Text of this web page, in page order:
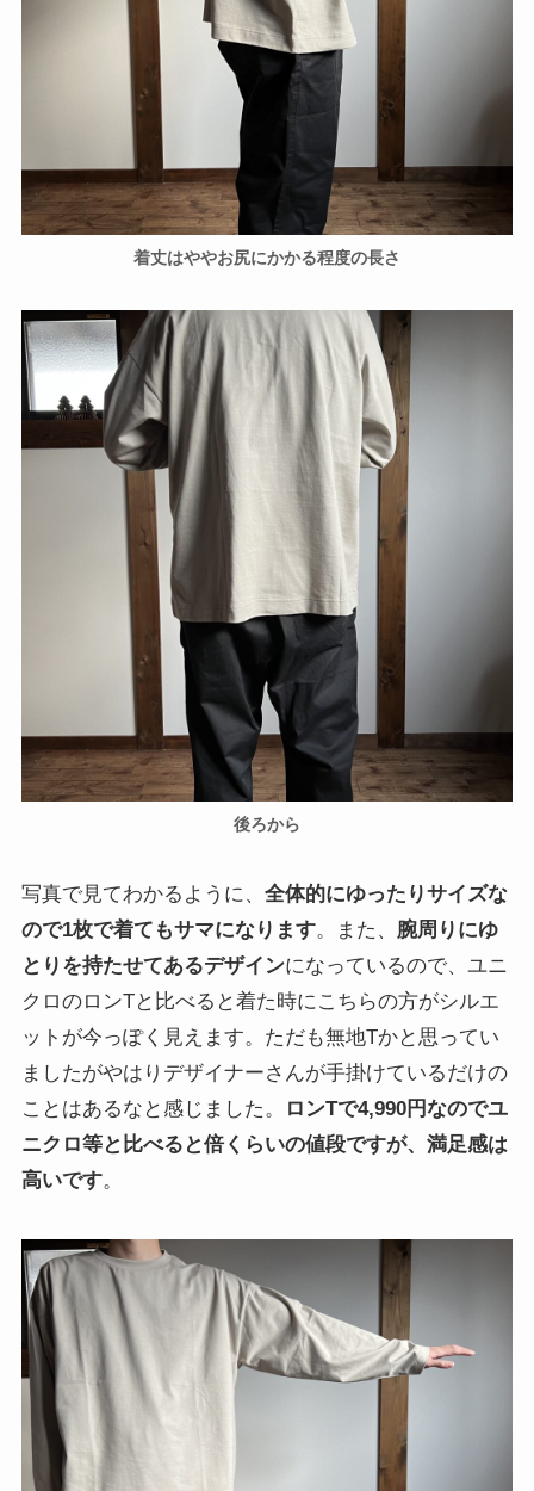
着丈はややお尻にかかる程度の長さ
後ろから
写真で見てわかるように、 全体的にゆったりサイズな
ので1枚で着てもサマになります。また、 腕周りにゆ
とりを持たせてあるデザインになっているので、ユニ
クロのロンTと比べると着た時にこちらの方がシルエ
ットが今っぽく見えます。ただも無地Tかと思ってい
ましたがやはりデザイナーさんが手掛けているだけの
ことはあるなと感じました。
ロンTで4,990円なのでユ
ニクロ等と比べると倍くらいの値段ですが、満足感は
高いです。